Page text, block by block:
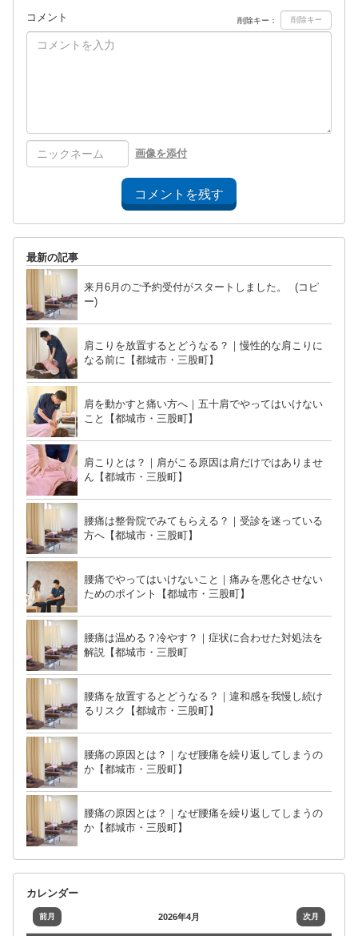
コメント 削除キー：
画像を添付
コメントを残す
最新の記事
来月6月のご予約受付がスタートしました。 (コピ
ー)
肩こりを放置するとどうなる？｜慢性的な肩こりに
なる前に【都城市・三股町】
肩を動かすと痛い方へ｜五十肩でやってはいけない
こと【都城市・三股町】
肩こりとは？｜肩がこる原因は肩だけではありませ
ん【都城市・三股町】
腰痛は整骨院でみてもらえる？｜受診を迷っている
方へ【都城市・三股町】
腰痛でやってはいけないこと｜痛みを悪化させない
ためのポイント【都城市・三股町】
腰痛は温める？冷やす？｜症状に合わせた対処法を
解説【都城市・三股町
腰痛を放置するとどうなる？｜違和感を我慢し続け
るリスク【都城市・三股町】
腰痛の原因とは？｜なぜ腰痛を繰り返してしまうの
か【都城市・三股町】
腰痛の原因とは？｜なぜ腰痛を繰り返してしまうの
か【都城市・三股町】
カレンダー
前月 2026年4月 次月